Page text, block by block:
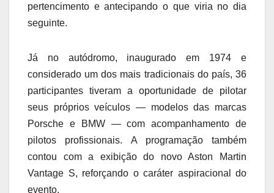
pertencimento e antecipando o que viria no dia
seguinte.
Já no autódromo, inaugurado em 1974 e
considerado um dos mais tradicionais do país, 36
participantes tiveram a oportunidade de pilotar
seus próprios veículos — modelos das marcas
Porsche e BMW — com acompanhamento de
pilotos profissionais. A programação também
contou com a exibição do novo Aston Martin
Vantage S, reforçando o caráter aspiracional do
evento.